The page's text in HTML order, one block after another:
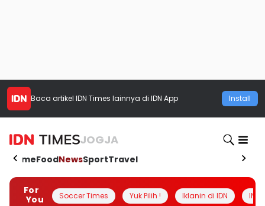
Baca artikel IDN Times lainnya di IDN App Install
JOGJA
HomeFoodNewsSportTravel
For
You
Soccer Times Yuk Pilih ! Iklanin di IDN